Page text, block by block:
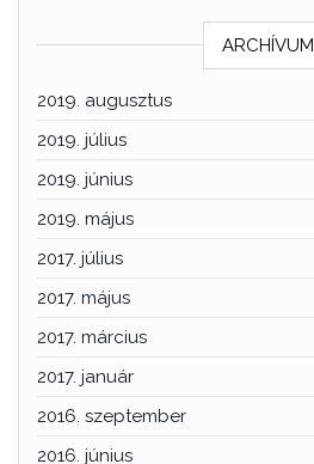
ARCHÍVUM
2019. augusztus
2019. július
2019. június
2019. május
2017. július
2017. május
2017. március
2017. január
2016. szeptember
2016. június